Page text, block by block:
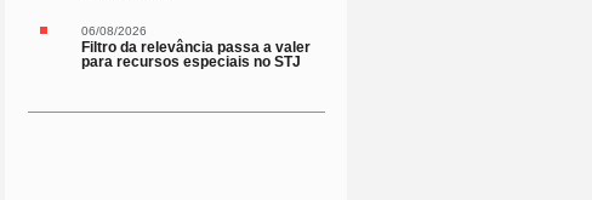
06/08/2026
Filtro da relevância passa a valer
para recursos especiais no STJ